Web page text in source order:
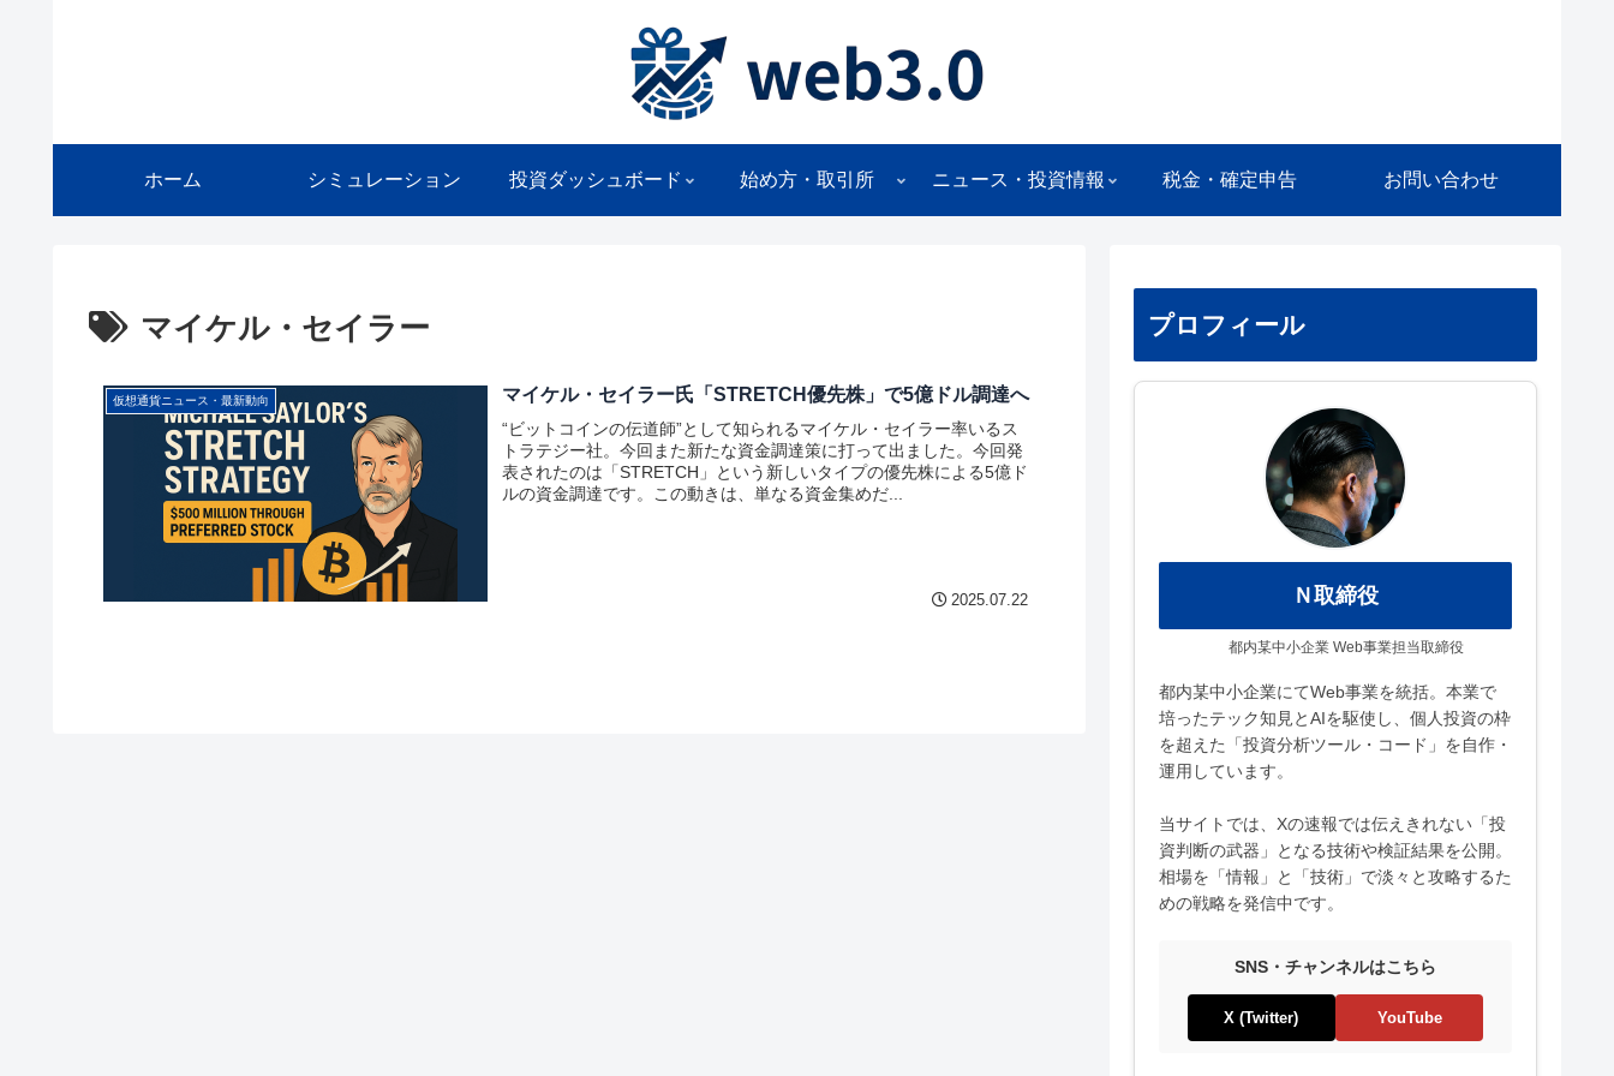
ホーム シミュレーション 投資ダッシュボード 始め方・取引所 ニュース・投資情報 税金・確定申告 お問い合わせ
マイケル・セイラー
仮想通貨ニュース・最新動向 マイケル・セイラー氏「STRETCH優先株」で5億ドル調達へ
“ビットコインの伝道師”として知られるマイケル・セイラー率いるス
トラテジー社。今回また新たな資金調達策に打って出ました。今回発
表されたのは「STRETCH」という新しいタイプの優先株による5億ド
ルの資金調達です。この動きは、単なる資金集めだ...
2025.07.22
プロフィール
Ｎ取締役
都内某中小企業 Web事業担当取締役
都内某中小企業にてWeb事業を統括。本業で
培ったテック知見とAIを駆使し、個人投資の枠
を超えた「投資分析ツール・コード」を自作・
運用しています。
当サイトでは、Xの速報では伝えきれない「投
資判断の武器」となる技術や検証結果を公開。
相場を「情報」と「技術」で淡々と攻略するた
めの戦略を発信中です。
SNS・チャンネルはこちら
X (Twitter) YouTube